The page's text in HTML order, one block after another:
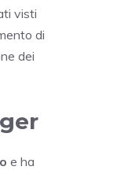
visti
di
dei
e ha